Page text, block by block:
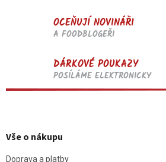
OCEŇUJÍ NOVINÁŘI
A FOODBLOGEŘI
DÁRKOVÉ POUKAZY
POSÍLÁME ELEKTRONICKY
pVše o nákupu
Doprava a platby